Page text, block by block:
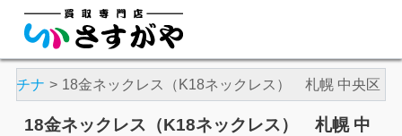
チナ 18金ネックレス（K18ネックレス） 札幌 中央区
18金ネックレス（K18ネックレス） 札幌 中